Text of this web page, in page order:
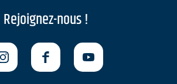
Rejoignez-nous !